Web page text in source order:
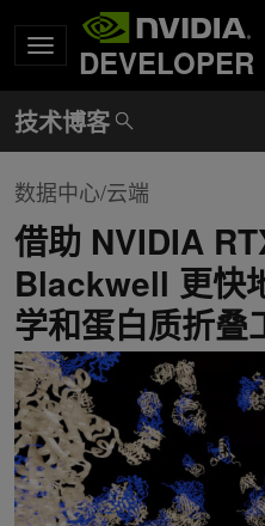
DEVELOPER
数据中心/云端
借助 NVIDIA
Blackwell 更快
学和蛋白质折叠